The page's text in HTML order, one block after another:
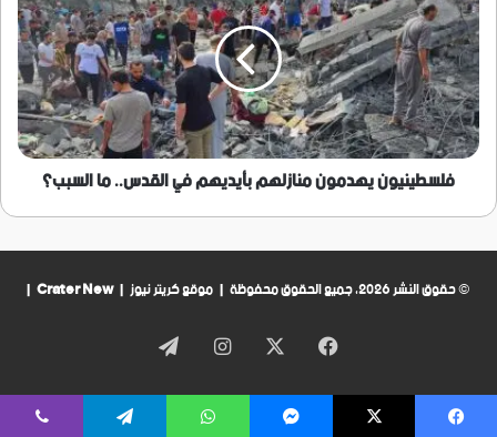
منازلهم
بأيديهم
في
القدس..
ما
السبب؟
فلسطينيون يهدمون منازلهم بأيديهم في القدس.. ما السبب؟
© حقوق النشر 2026، جميع الحقوق محفوظة | موقع كريتر نيوز | Crater New
|
فيسبوك انستقرامتيلقرام